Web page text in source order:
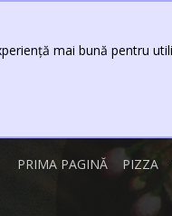
mai bună pentru
PRIMA PAGINĂ PIZZA